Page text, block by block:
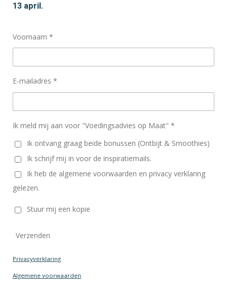
13 april.
Voornaam *
E-mailadres *
Ik meld mij aan voor "Voedingsadvies op Maat" *
Ik ontvang graag beide bonussen (Ontbijt & Smoothies)
Ik schrijf mij in voor de inspiratiemails.
Ik heb de algemene voorwaarden en privacy verklaring
gelezen.
Stuur mij een kopie
Verzenden
Privacyverklaring
Algemene voorwaarden